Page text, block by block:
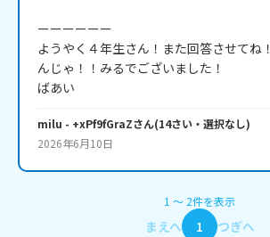
ーーーーーー
ようやく４年生さん！また回答させてね！
んじゃ！！みるでございました！
ばあい
milu - +xPf9fGraZさん(14さい・ 選択なし)
2026年6月10日
1 〜 2件を表示
まえへ 1 つぎへ